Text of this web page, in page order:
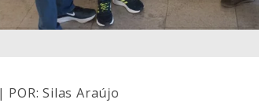
POR: Silas Araújo